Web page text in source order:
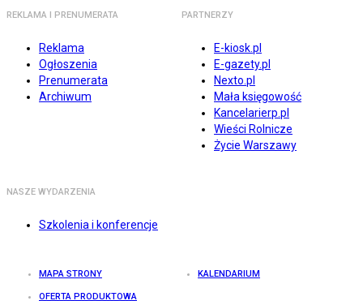
REKLAMA I PRENUMERATA
Reklama
Ogłoszenia
Prenumerata
Archiwum
PARTNERZY
E-kiosk.pl
E-gazety.pl
Nexto.pl
Mała księgowość
Kancelarierp.pl
Wieści Rolnicze
Życie Warszawy
NASZE WYDARZENIA
Szkolenia i konferencje
MAPA STRONY KALENDARIUM
OFERTA PRODUKTOWA